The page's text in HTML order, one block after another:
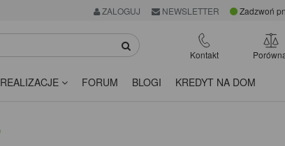
ZALOGUJ NEWSLETTER Zadzwoń
Kontakt
REALIZACJE FORUM BLOGI KREDYT NA DOM